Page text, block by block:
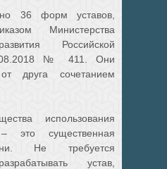
36 форм уставов,
Министерства
Российской
№ 411. Они
друга сочетанием
использования
это существенная
Не требуется
устав,